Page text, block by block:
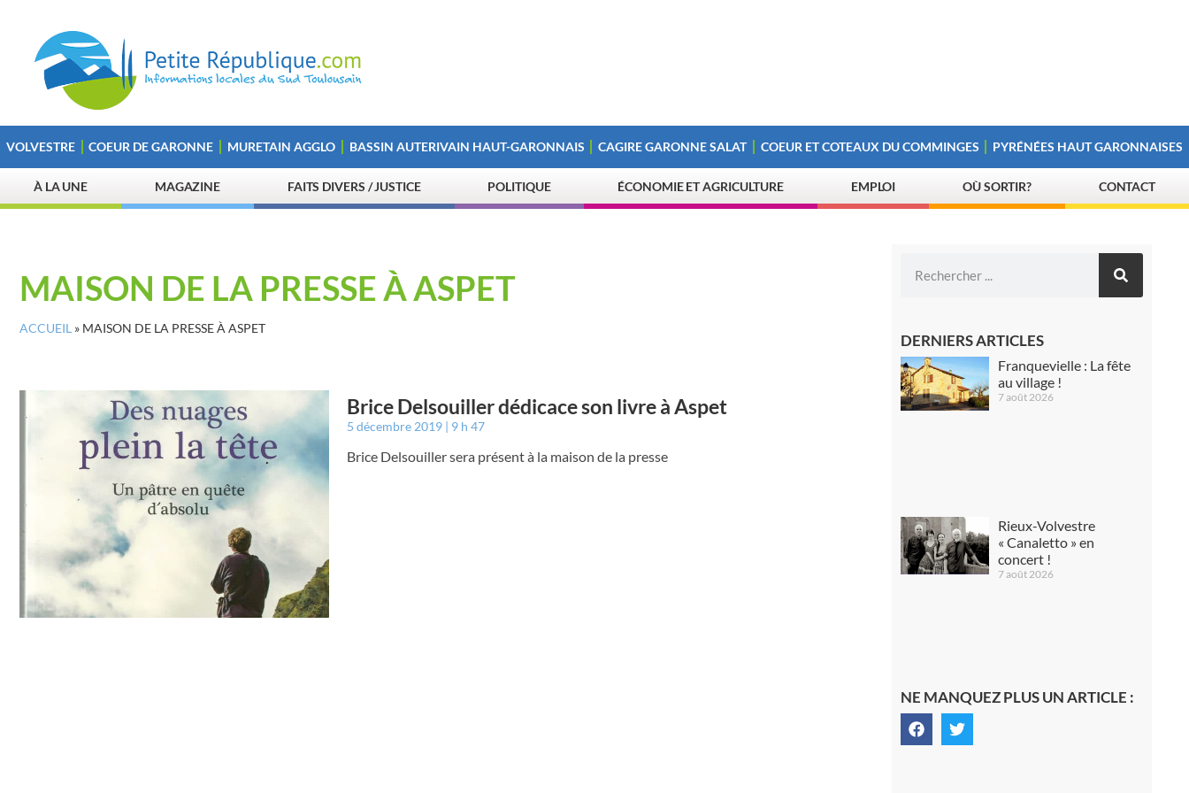
VOLVESTRE COEUR DE GARONNE MURETAIN AGGLO BASSIN AUTERIVAIN HAUT-GARONNAIS CAGIRE GARONNE SALAT COEUR ET COTEAUX DU COMMINGES PYRÉNÉES HAUT GARONNAISES
À LA UNE MAGAZINE FAITS DIVERS / JUSTICE POLITIQUE ÉCONOMIE ET AGRICULTURE EMPLOI OÙ SORTIR? CONTACT
MAISON DE LA PRESSE À ASPET
ACCUEIL » MAISON DE LA PRESSE À ASPET
Brice Delsouiller dédicace son livre à Aspet
5 décembre 2019 9 h 47
Brice Delsouiller sera présent à la maison de la presse
DERNIERS ARTICLES
Franquevielle : La fête
au village !
7 août 2026
Rieux-Volvestre
« Canaletto » en
concert !
7 août 2026
NE MANQUEZ PLUS UN ARTICLE :